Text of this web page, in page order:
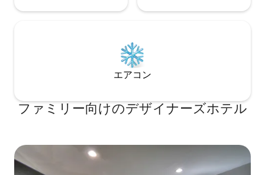
エアコン
ファミリー向⁠け⁠のデ⁠ザ⁠イ⁠ナ⁠ー⁠ズホ⁠テ⁠ル